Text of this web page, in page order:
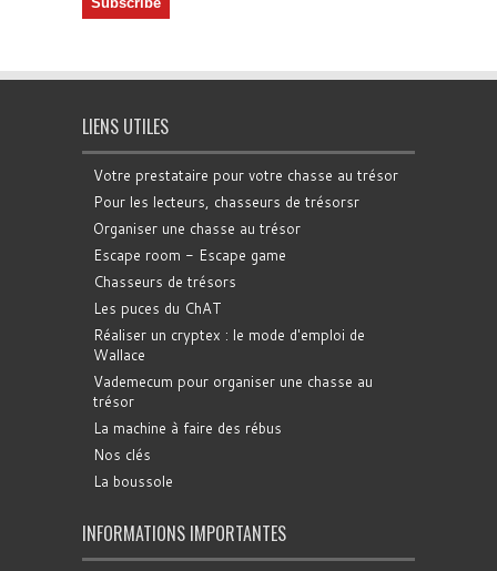
LIENS UTILES
Votre prestataire pour votre chasse au trésor
Pour les lecteurs, chasseurs de trésorsr
Organiser une chasse au trésor
Escape room - Escape game
Chasseurs de trésors
Les puces du ChAT
Réaliser un cryptex : le mode d'emploi de
Wallace
Vademecum pour organiser une chasse au
trésor
La machine à faire des rébus
Nos clés
La boussole
INFORMATIONS IMPORTANTES